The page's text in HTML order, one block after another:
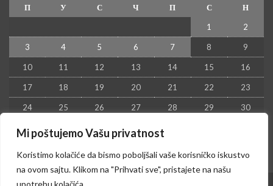
Mi poštujemo Vašu privatnost
Koristimo kolačiće da bismo poboljšali vaše korisničko iskustvo
na ovom sajtu. Klikom na "Prihvati sve", pristajete na našu
upotrebu kolačića.
П У С Ч П С
Н
1
2
3 4 5 6 7 8 9
10 11 12 13 14 15 16
17 18 19 20 21 22 23
24 25 26 27 28 29 30
31